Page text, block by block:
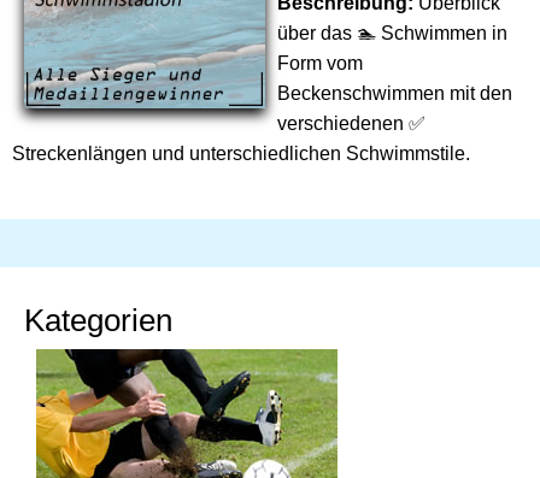
über das 🏊 Schwimmen in
Form vom
Beckenschwimmen mit den
verschiedenen ✅
Streckenlängen und unterschiedlichen Schwimmstile.
Kategorien